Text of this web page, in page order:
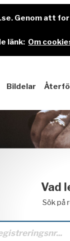
Genom att
länk: Om
Bildelar
Vad
Sök på